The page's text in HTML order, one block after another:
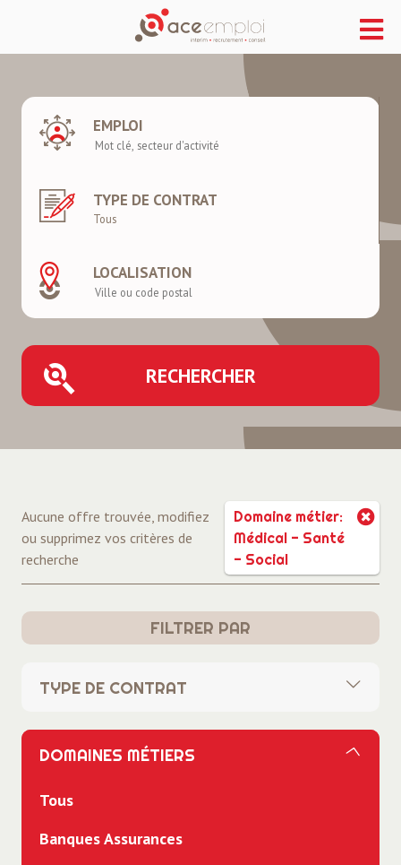
EMPLOI
TYPE DE CONTRAT
LOCALISATION
RECHERCHER
Aucune offre trouvée, modifiez
ou supprimez vos critères de
recherche
Domaine métier:
Médical - Santé
- Social
FILTRER PAR
TYPE DE CONTRAT
Tous
CDD
Intérim
DOMAINES MÉTIERS
Tous
Banques Assurances